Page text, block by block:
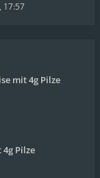
17:57
mit 4g Pilze
Pilze